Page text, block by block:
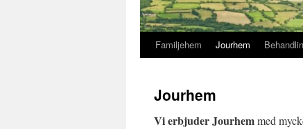
Familjehem Jourhem
Jourhem
Vi erbjuder Jourhemmed